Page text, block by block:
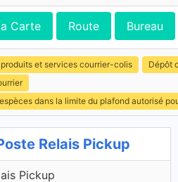
Carte Route Bureau
et services courrier-colis
Dépôt
dans la limite du plafond autorisé
Relais Pickup
Pickup